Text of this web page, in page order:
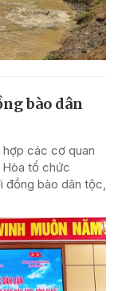
bào dân
hợp các cơ quan
Hòa tổ chức
đồng bào dân tộc,